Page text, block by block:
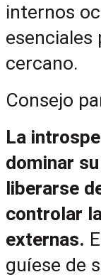
internos
esenciales
cercano.
Consejo
La
dominar
liberarse
controlar
externas.
guíese de